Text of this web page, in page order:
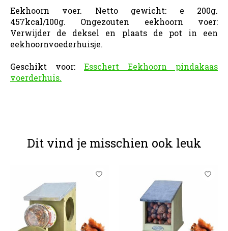
Eekhoorn voer. Netto gewicht: e 200g.
457kcal/100g. Ongezouten eekhoorn voer:
Verwijder de deksel en plaats de pot in een
eekhoornvoederhuisje.
Geschikt voor: Esschert Eekhoorn pindakaas
voerderhuis.
Dit vind je misschien ook leuk
Items van productcarrousel